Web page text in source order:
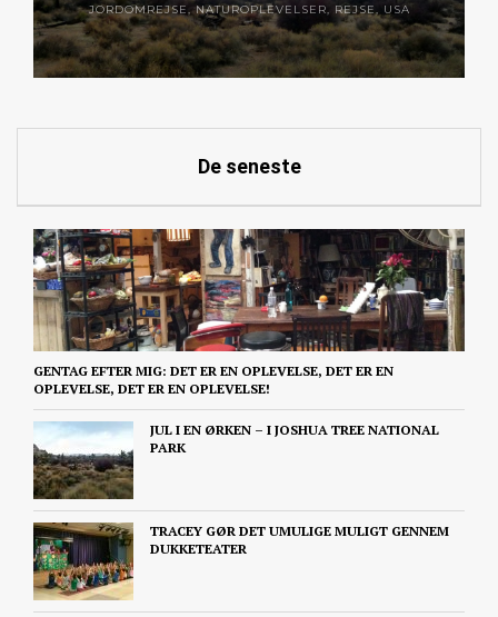
JORDOMREJSE,NATUROPLEVELSER, REJSE, USA
De seneste
GENTAG EFTER MIG: DET ER EN OPLEVELSE, DET ER EN
OPLEVELSE, DET ER EN OPLEVELSE!
JUL I EN ØRKEN – I JOSHUA TREE NATIONAL
PARK
TRACEY GØR DET UMULIGE MULIGT GENNEM
DUKKETEATER